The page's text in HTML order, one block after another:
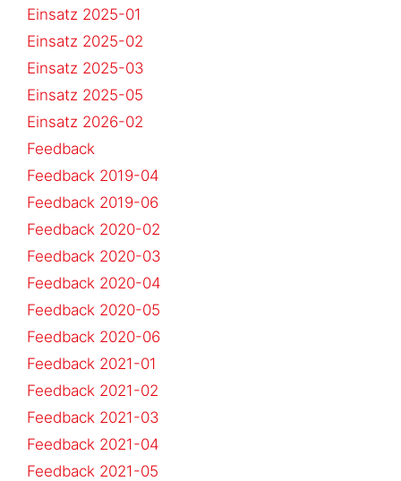
Einsatz 2025-01
Einsatz 2025-02
Einsatz 2025-03
Einsatz 2025-05
Einsatz 2026-02
Feedback
Feedback 2019-04
Feedback 2019-06
Feedback 2020-02
Feedback 2020-03
Feedback 2020-04
Feedback 2020-05
Feedback 2020-06
Feedback 2021-01
Feedback 2021-02
Feedback 2021-03
Feedback 2021-04
Feedback 2021-05